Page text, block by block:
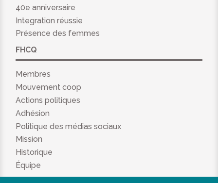
40e anniversaire
Integration réussie
Présence des femmes
FHCQ
Membres
Mouvement coop
Actions politiques
Adhésion
Politique des médias sociaux
Mission
Historique
Équipe